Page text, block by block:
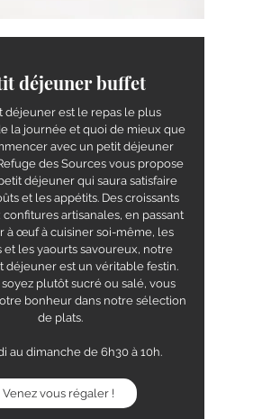
déjeuner buffet
déjeuner est le repas le plus
la journée et quoi de mieux que
avec un petit déjeuner
des Sources vous propose
déjeuner qui saura satisfaire
et les appétits. Des croissants
confitures artisanales, en passant
à œuf à cuisiner soi-même, les
et les yaourts savoureux, notre
déjeuner est un véritable festin.
plutôt sucré ou salé, vous
bonheur dans notre sélection
de plats.
au dimanche de 6h30 à 10h.
Venez vous régaler !